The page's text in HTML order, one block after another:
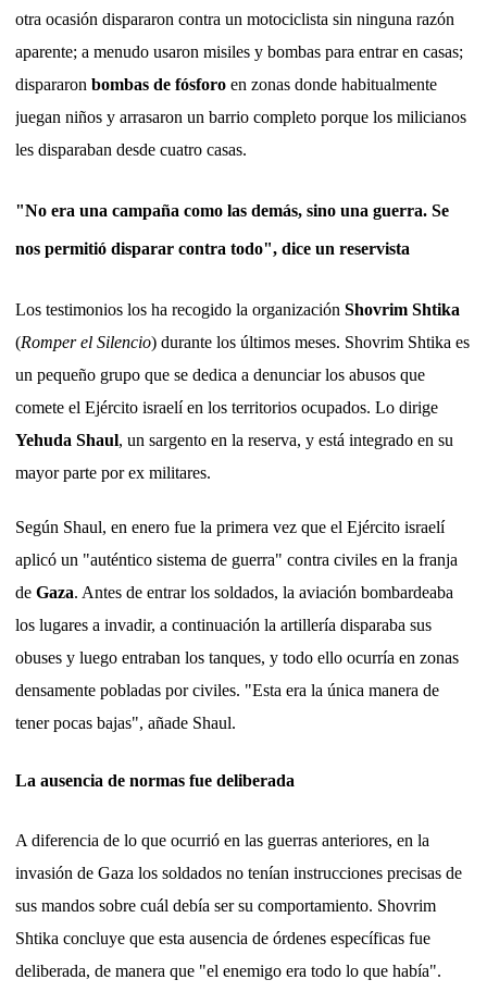
otra ocasión dispararon contra un motociclista sin ninguna razón
aparente; a menudo usaron misiles y bombas para entrar en casas;
dispararon bombas de fósforo en zonas donde habitualmente
juegan niños y arrasaron un barrio completo porque los milicianos
les disparaban desde cuatro casas.
"No era una campaña como las demás, sino una guerra. Se
nos permitió disparar contra todo", dice un reservista
Los testimonios los ha recogido la organización Shovrim Shtika
(Romper el Silencio) durante los últimos meses. Shovrim Shtika es
un pequeño grupo que se dedica a denunciar los abusos que
comete el Ejército israelí en los territorios ocupados. Lo dirige
Yehuda Shaul, un sargento en la reserva, y está integrado en su
mayor parte por ex militares.
Según Shaul, en enero fue la primera vez que el Ejército israelí
aplicó un "auténtico sistema de guerra" contra civiles en la franja
de Gaza. Antes de entrar los soldados, la aviación bombardeaba
los lugares a invadir, a continuación la artillería disparaba sus
obuses y luego entraban los tanques, y todo ello ocurría en zonas
densamente pobladas por civiles. "Esta era la única manera de
tener pocas bajas", añade Shaul.
La ausencia de normas fue deliberada
A diferencia de lo que ocurrió en las guerras anteriores, en la
invasión de Gaza los soldados no tenían instrucciones precisas de
sus mandos sobre cuál debía ser su comportamiento. Shovrim
Shtika concluye que esta ausencia de órdenes específicas fue
deliberada, de manera que "el enemigo era todo lo que había".